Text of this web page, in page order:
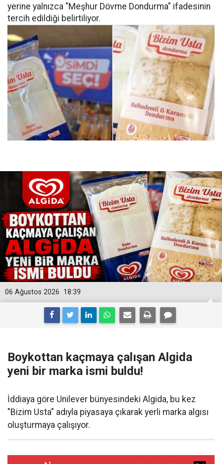
yerine yalnızca "Meşhur Dövme Dondurma" ifadesinin
tercih edildiği belirtiliyor.
18:39
06 Ağustos 2026
Boykottan kaçmaya çalışan Algida
yeni bir marka ismi buldu!
İddiaya göre Unilever bünyesindeki Algida, bu kez
"Bizim Usta" adıyla piyasaya çıkarak yerli marka algısı
oluşturmaya çalışıyor.